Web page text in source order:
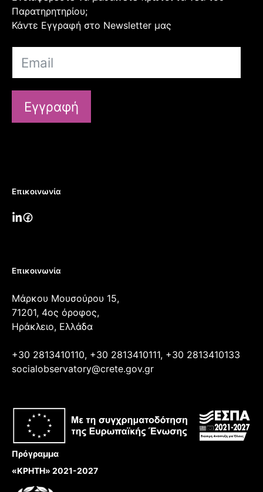
Παρατηρητηρίου;
Κάντε Εγγραφή στο Newsletter μας
Εγγραφή
Επικοινωνία
Επικοινωνία
Μάρκου Μουσούρου 15,
71201, 4ος όροφος,
Ηράκλειο, Ελλάδα
+30 2813410110, +30 2813410111, +30 2813410133
socialobservatory@crete.gov.gr
Πρόγραμμα
«ΚΡΗΤΗ» 2021-2027